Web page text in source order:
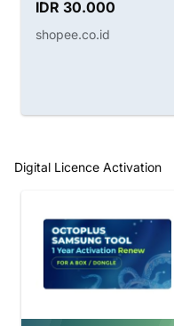
IDR 30.000
shopee.co.id
Digital Licence Activation